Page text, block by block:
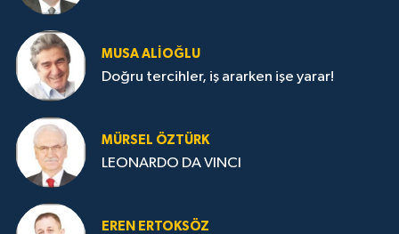
MUSA ALIOĞLU
Doğru tercihler, iş ararken işe yarar!
MÜRSEL ÖZTÜRK
LEONARDO DA VINCI
EREN ERTOKSÖZ